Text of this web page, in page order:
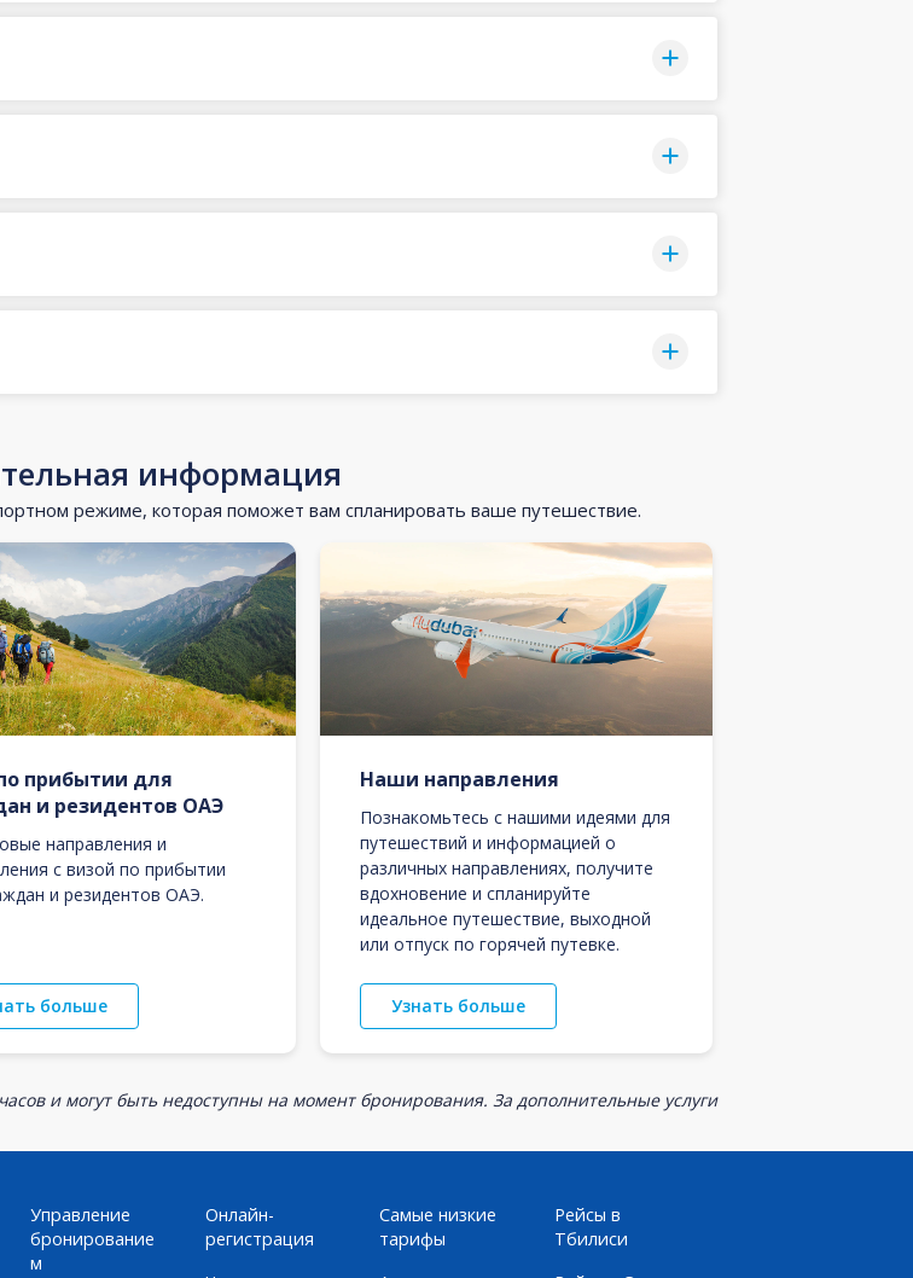
информация
режиме, которая поможет вам спланировать ваше путешествие.
прибытии для
и резидентов ОАЭ
направления и
с визой по прибытии
и резидентов ОАЭ.
больше
Наши направления
Познакомьтесь с нашими идеями для
путешествий и информацией о
различных направлениях, получите
вдохновение и спланируйте
идеальное путешествие, выходной
или отпуск по горячей путевке.
Узнать больше
и могут быть недоступны на момент бронирования. За дополнительные услуги
Управление
бронирование
м
Онлайн-
регистрация
Самые низкие
тарифы
Рейсы в
Тбилиси